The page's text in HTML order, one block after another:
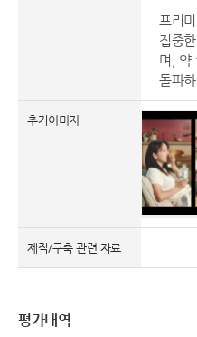
프리
집중
며, 약
돌파
추가이미지
제작/구축 관련 자료